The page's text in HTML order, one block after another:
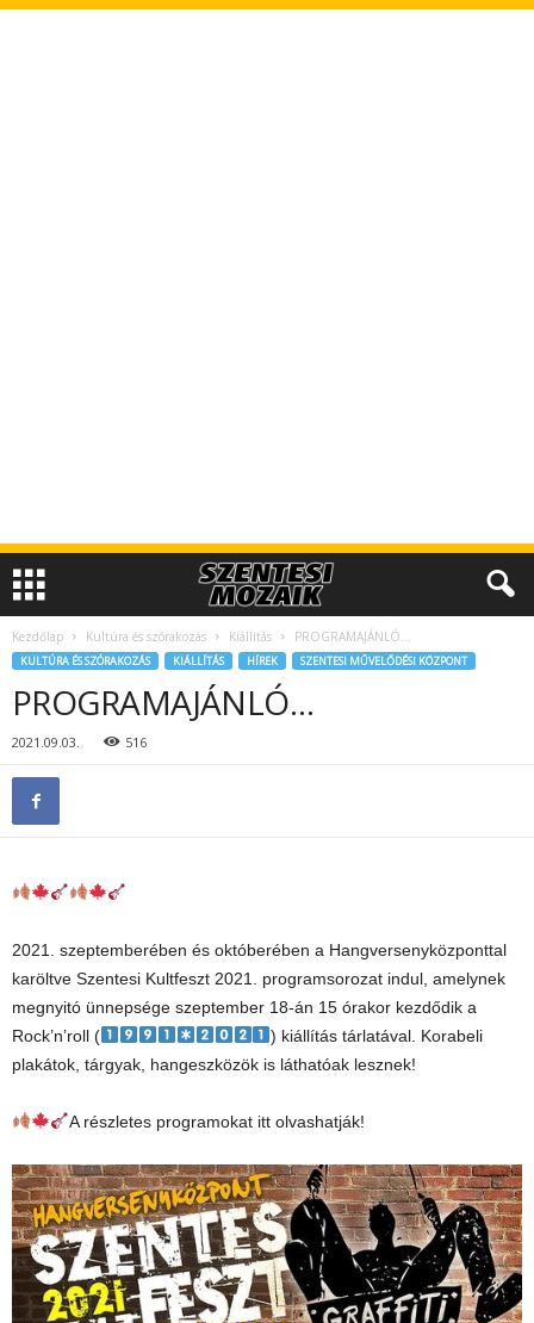
Kezdőlap Kultúra és szórakozás Kiállítás PROGRAMAJÁNLÓ…
KULTÚRA ÉS SZÓRAKOZÁS KIÁLLÍTÁS HÍREK SZENTESI MŰVELŐDÉSI KÖZPONT
PROGRAMAJÁNLÓ…
2021.09.03. 516
2021. szeptemberében és októberében a Hangversenyközponttal
karöltve Szentesi Kultfeszt 2021. programsorozat indul, amelynek
megnyitó ünnepsége szeptember 18-án 15 órakor kezdődik a
Rock’n’roll (
) kiállítás tárlatával. Korabeli
plakátok, tárgyak, hangeszközök is láthatóak lesznek!
A részletes programokat itt olvashatják!